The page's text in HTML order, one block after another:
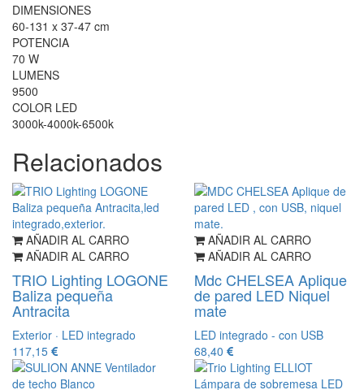
DIMENSIONES
60-131 x 37-47 cm
POTENCIA
70 W
LUMENS
9500
COLOR LED
3000k-4000k-6500k
Relacionados
AÑADIR AL CARRO
AÑADIR AL CARRO
TRIO Lighting LOGONE
Baliza pequeña
Antracita
Exterior · LED integrado
117,15
AÑADIR AL CARRO
AÑADIR AL CARRO
Mdc CHELSEA Aplique
de pared LED Niquel
mate
LED integrado - con USB
68,40